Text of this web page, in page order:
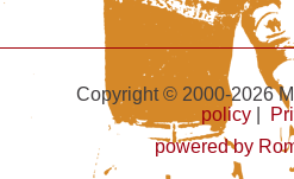
Copyright © 2000-2026
policy|
powered by